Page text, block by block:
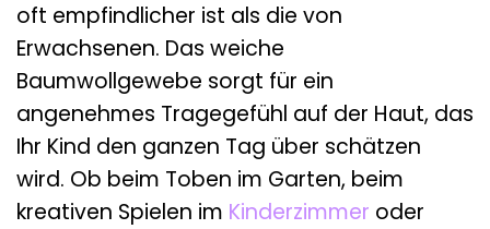
oft empfindlicher ist als die von
Erwachsenen. Das weiche
Baumwollgewebe sorgt für ein
angenehmes Tragegefühl auf der Haut, das
Ihr Kind den ganzen Tag über schätzen
wird. Ob beim Toben im Garten, beim
kreativen Spielen im Kinderzimmer oder